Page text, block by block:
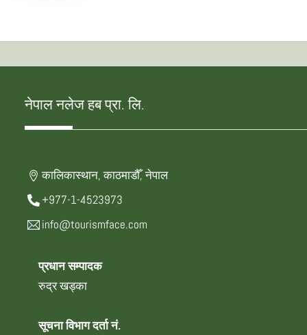
नेपाल नलेज हब प्रा. लि.
कालिकास्थान, काठमाडौँ, नेपाल
+977-1-4523973
info@tourismface.com
प्रधान सम्पादक
रुद्र खड्का
सूचना विभाग दर्ता नं.